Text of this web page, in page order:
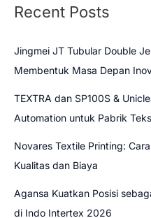
Recent Posts
Jingmei JT Tubular Double
Membentuk Masa Depan
TEXTRA dan SP100S &
Automation untuk Pabrik
Novares Textile Printing:
Kualitas dan Biaya
Agansa Kuatkan Posisi
di Indo Intertex 2026